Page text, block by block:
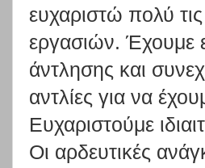
ευχαριστώ πολύ
εργασιών. Έχουμε
άντλησης και
αντλίες για να
Ευχαριστούμε
Οι αρδευτικές